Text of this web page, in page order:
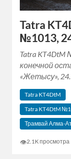
Tatra
№1013,
Tatra KT4DtM
конечной
«Жетысу»,
Tatra KT4DtM
Tatra KT4DtM
Трамвай Алма-
👁2.1K просмотра